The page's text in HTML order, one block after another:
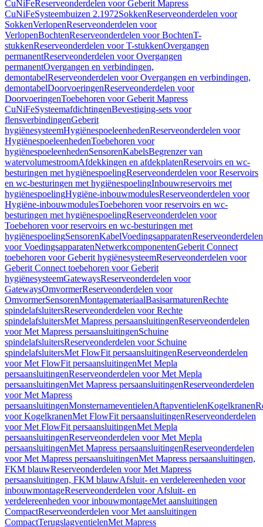
CuNiFeReserveonderdelen voor Geberit Mapress
CuNiFeSysteembuizen 2.1972SokkenReserveonderdelen voor
SokkenVerlopenReserveonderdelen voor
VerlopenBochtenReserveonderdelen voor BochtenT-
stukkenReserveonderdelen voor T-stukkenOvergangen
permanentReserveonderdelen voor Overgangen
permanentOvergangen en verbindingen,
demontabelReserveonderdelen voor Overgangen en verbindingen,
demontabelDoorvoeringenReserveonderdelen voor
DoorvoeringenToebehoren voor Geberit Mapress
CuNiFeSysteemafdichtingenBevestiging-sets voor
flensverbindingenGeberit
hygiënesysteemHygiënespoeleenhedenReserveonderdelen voor
HygiënespoeleenhedenToebehoren voor
hygiënespoeleenhedenSensorenKabelsBegrenzer van
watervolumestroomAfdekkingen en afdekplatenReservoirs en wc-
besturingen met hygiënespoelingReserveonderdelen voor Reservoirs
en wc-besturingen met hygiënespoelingInbouwreservoirs met
hygiënespoelingHygiëne-inbouwmodulesReserveonderdelen voor
Hygiëne-inbouwmodulesToebehoren voor reservoirs en wc-
besturingen met hygiënespoelingReserveonderdelen voor
Toebehoren voor reservoirs en wc-besturingen met
hygiënespoelingSensorenKabelVoedingsapparatenReserveonderdelen
voor VoedingsapparatenNetwerkcomponentenGeberit Connect
toebehoren voor Geberit hygiënesysteemReserveonderdelen voor
Geberit Connect toebehoren voor Geberit
hygiënesysteemGatewaysReserveonderdelen voor
GatewaysOmvormerReserveonderdelen voor
OmvormerSensorenMontagemateriaalBasisarmaturenRechte
spindelafsluitersReserveonderdelen voor Rechte
spindelafsluitersMet Mapress persaansluitingenReserveonderdelen
voor Met Mapress persaansluitingenSchuine
spindelafsluitersReserveonderdelen voor Schuine
spindelafsluitersMet FlowFit persaansluitingenReserveonderdelen
voor Met FlowFit persaansluitingenMet Mepla
persaansluitingenReserveonderdelen voor Met Mepla
persaansluitingenMet Mapress persaansluitingenReserveonderdelen
voor Met Mapress
persaansluitingenMonsternameventielenAftapventielenKogelkranen
voor KogelkranenMet FlowFit persaansluitingenReserveonderdelen
voor Met FlowFit persaansluitingenMet Mepla
persaansluitingenReserveonderdelen voor Met Mepla
persaansluitingenMet Mapress persaansluitingenReserveonderdelen
voor Met Mapress persaansluitingenMet Mapress persaansluitingen,
FKM blauwReserveonderdelen voor Met Mapress
persaansluitingen, FKM blauwAfsluit- en verdelereenheden voor
inbouwmontageReserveonderdelen voor Afsluit- en
verdelereenheden voor inbouwmontageMet aansluitingen
CompactReserveonderdelen voor Met aansluitingen
CompactTerugslagventielenMet Mapress